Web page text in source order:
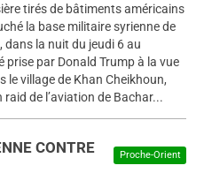
tirés de bâtiments américains
la base militaire syrienne de
dans la nuit du jeudi 6 au
prise par Donald Trump à la vue
le village de Khan Cheikhoun,
de l’aviation de Bachar...
Proche-Orient
CONTRE